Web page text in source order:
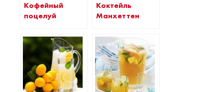
Кофейный
поцелуй
Коктейль
Манхеттен